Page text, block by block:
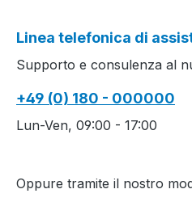
Version: E5.2.014 Build
...Yarn quality and
Linea telefonica di
Supporto e consulenza al
+49 (0) 180 - 000000
Lun-Ven, 09:00 - 17:00
Oppure tramite il nostro